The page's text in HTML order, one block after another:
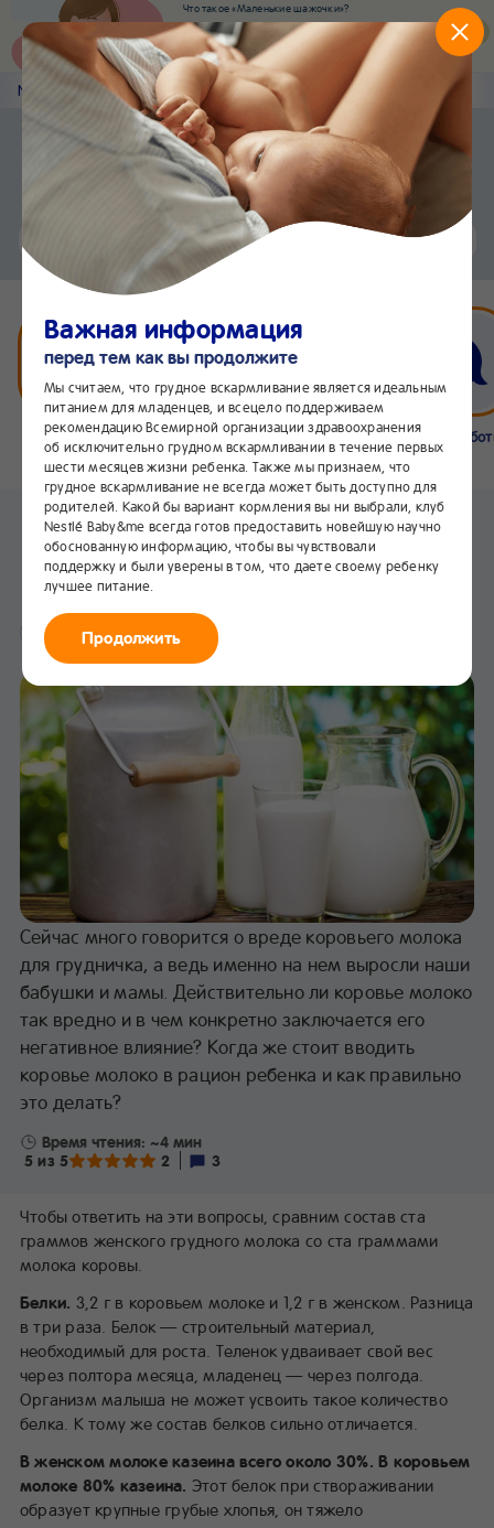
Что такое «Маленькие шажочки»?
Наш новый суперсервис для отслеживания
развития вашего малыша
Попробовать сейчас
Nestlé Baby &me Статьи
Приложение Nestlé Baby&me
Еще быстрее и удобнее
Установить
Чат24/7
Бейбимания Что нового
Интернет-
магазин
Линия
24/7
Пейте на здоровье молоко
коровье?
Питание
Сейчас много говорится о вреде коровьего молока
для грудничка, а ведь именно на нем выросли наши
бабушки и мамы. Действительно ли коровье молоко
так вредно и в чем конкретно заключается его
негативное влияние? Когда же стоит вводить
коровье молоко в рацион ребенка и как правильно
это делать?
Время чтения: ~4 мин
5 из 5
2 3
Чтобы ответить на эти вопросы, сравним состав ста
граммов женского грудного молока со ста граммами
молока коровы.
Белки. 3,2 г в коровьем молоке и 1,2 г в женском. Разница
в три раза. Белок — строительный материал,
необходимый для роста. Теленок удваивает свой вес
через полтора месяца, младенец — через полгода.
Организм малыша не может усвоить такое количество
белка. К тому же состав белков сильно отличается.
В женском молоке казеина всего около 30%. В коровьем
молоке 80% казеина. Этот белок при створаживании
образует крупные грубые хлопья, он тяжело
Важная информация
перед тем как вы продолжите
Мы считаем, что грудное вскармливание является идеальным
питанием для младенцев, и всецело поддерживаем
рекомендацию Всемирной организации здравоохранения
об исключительно грудном вскармливании в течение первых
шести месяцев жизни ребенка. Также мы признаем, что
грудное вскармливание не всегда может быть доступно для
родителей. Какой бы вариант кормления вы ни выбрали, клуб
Nestlé Baby&me всегда готов предоставить новейшую научно
обоснованную информацию, чтобы вы чувствовали
поддержку и были уверены в том, что даете своему ребенку
лучшее питание.
Продолжить